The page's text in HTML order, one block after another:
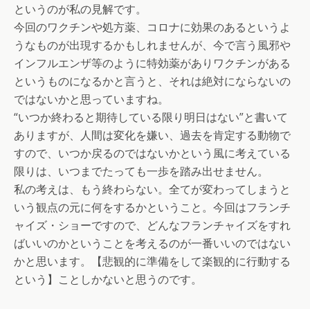
というのが私の見解です。
今回のワクチンや処方薬、コロナに効果のあるというよ
うなものが出現するかもしれませんが、今で言う風邪や
インフルエンザ等のように特効薬がありワクチンがある
というものになるかと言うと、それは絶対にならないの
ではないかと思っていますね。
“いつか終わると期待している限り明日はない”と書いて
ありますが、人間は変化を嫌い、過去を肯定する動物で
すので、いつか戻るのではないかという風に考えている
限りは、いつまでたっても一歩を踏み出せません。
私の考えは、もう終わらない。全てが変わってしまうと
いう観点の元に何をするかということ。今回はフランチ
ャイズ・ショーですので、どんなフランチャイズをすれ
ばいいのかということを考えるのが一番いいのではない
かと思います。【悲観的に準備をして楽観的に行動する
という】ことしかないと思うのです。